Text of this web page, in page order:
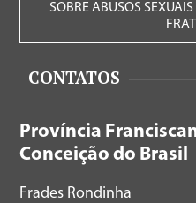
SOBRE ABUSOS
CONTATOS
Província
Conceição do Brasil
Frades Rondinha